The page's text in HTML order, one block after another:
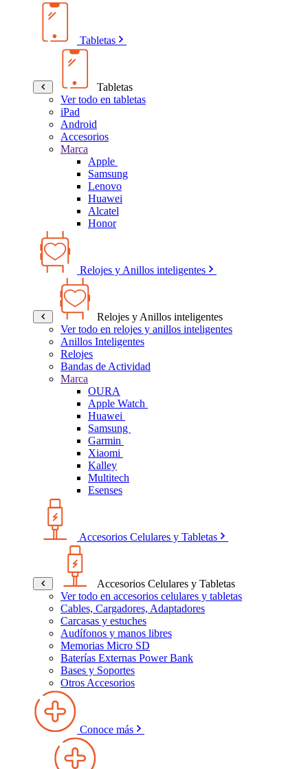
Tabletas
Tabletas
Ver todo en tabletas
iPad
Android
Accesorios
Marca
Apple
Samsung
Lenovo
Huawei
Alcatel
Honor
Relojes y Anillos inteligentes
Relojes y Anillos inteligentes
Ver todo en relojes y anillos inteligentes
Anillos Inteligentes
Relojes
Bandas de Actividad
Marca
OURA
Apple Watch
Huawei
Samsung
Garmin
Xiaomi
Kalley
Multitech
Esenses
Accesorios Celulares y Tabletas
Accesorios Celulares y Tabletas
Ver todo en accesorios celulares y tabletas
Cables, Cargadores, Adaptadores
Carcasas y estuches
Audífonos y manos libres
Memorias Micro SD
Baterías Externas Power Bank
Bases y Soportes
Otros Accesorios
Conoce más